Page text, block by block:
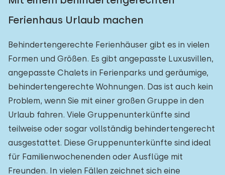
Ferienhaus Urlaub machen
Behindertengerechte Ferienhäuser gibt es in vielen
Formen und Größen. Es gibt angepasste Luxusvillen,
angepasste Chalets in Ferienparks und geräumige,
behindertengerechte Wohnungen. Das ist auch kein
Problem, wenn Sie mit einer großen Gruppe in den
Urlaub fahren. Viele Gruppenunterkünfte sind
teilweise oder sogar vollständig behindertengerecht
ausgestattet. Diese Gruppenunterkünfte sind ideal
für Familienwochenenden oder Ausflüge mit
Freunden. In vielen Fällen zeichnet sich eine